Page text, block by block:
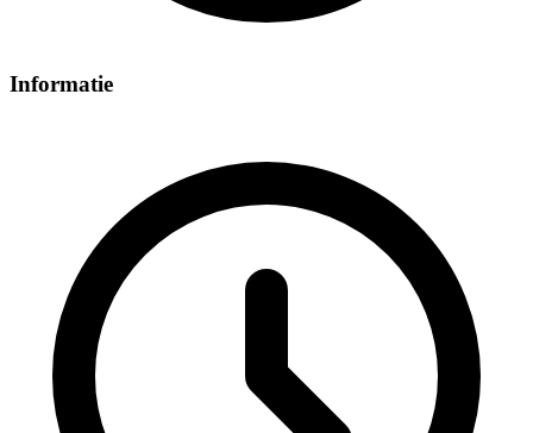
Informatie